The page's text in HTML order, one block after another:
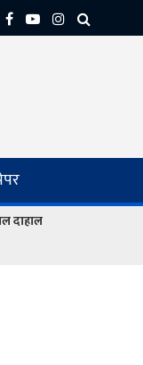
दाहाल